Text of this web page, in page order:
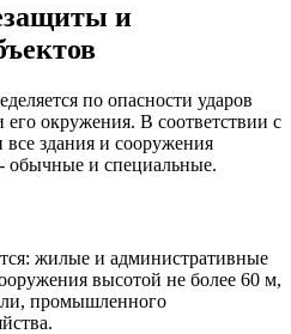
и
по опасности ударов
окружения. В соответствии с
здания и сооружения
обычные и специальные.
жилые и административные
высотой не более 60 м,
промышленного